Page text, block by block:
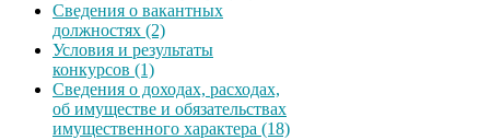
Сведения о вакантных
должностях (2)
Условия и результаты
конкурсов (1)
Сведения о доходах, расходах,
об имуществе и обязательствах
имущественного характера (18)